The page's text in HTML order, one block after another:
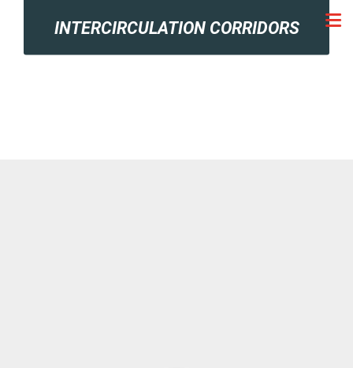
INTERCIRCULATION CORRIDORS